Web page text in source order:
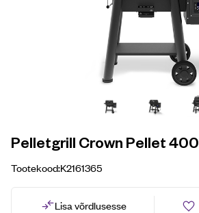
Pelletgrill Crown Pellet 400
Tootekood:K2161365
Lisa võrdlusesse